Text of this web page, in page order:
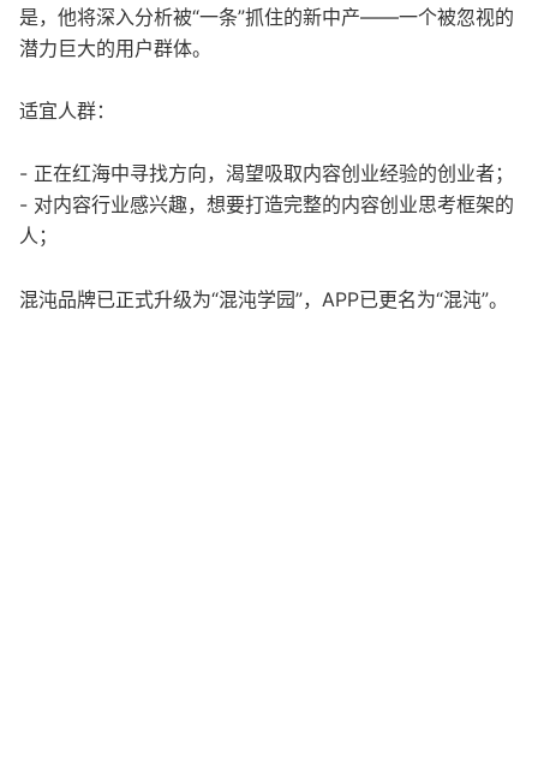
是，他将深入分析被“一条”抓住的新中产——一个被忽视的
潜力巨大的用户群体。
适宜人群：
- 正在红海中寻找方向，渴望吸取内容创业经验的创业者；
- 对内容行业感兴趣，想要打造完整的内容创业思考框架的
人；
混沌品牌已正式升级为“混沌学园”，APP已更名为“混沌”。